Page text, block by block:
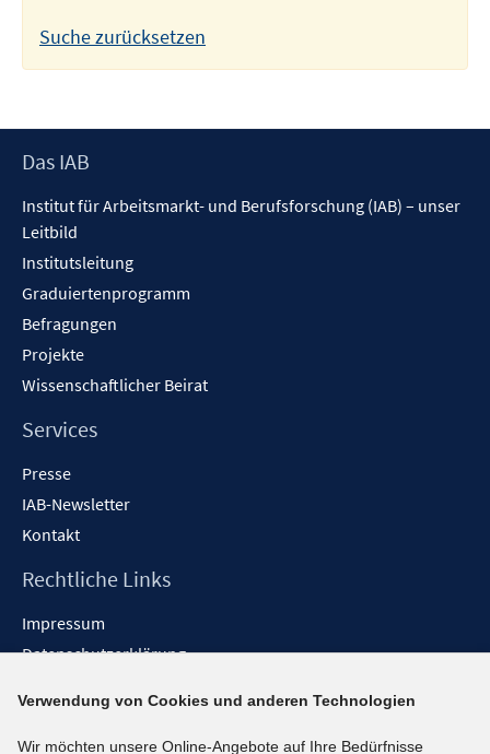
Suche zurücksetzen
Footer
Das IAB
Institut für Arbeitsmarkt- und Berufsforschung (IAB) – unser
Leitbild
Institutsleitung
Graduiertenprogramm
Befragungen
Projekte
Wissenschaftlicher Beirat
Services
Presse
IAB-Newsletter
Kontakt
Rechtliche Links
Impressum
Datenschutzerklärung
Barrieren melden
Verwendung von Cookies und anderen Technologien
Wir möchten unsere Online-Angebote auf Ihre Bedürfnisse